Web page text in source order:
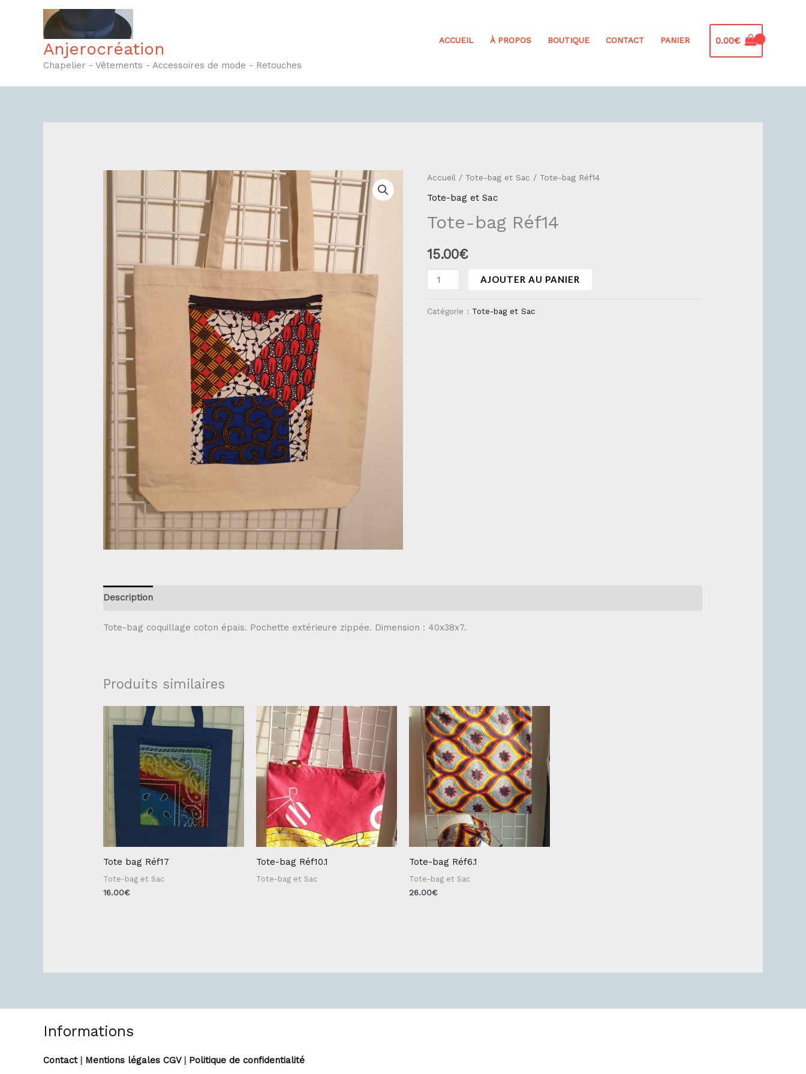
Anjerocréation
Chapelier - Vêtements - Accessoires de mode - Retouches
ACCUEIL À PROPOS BOUTIQUE CONTACT PANIER 0.00€
Accueil / Tote-bag et Sac / Tote-bag Réf14
Tote-bag et Sac
Tote-bag Réf14
15.00€
quantité
de
bag
AJOUTER AU PANIER
Catégorie : Tote-bag et Sac
Description
Tote-bag coquillage coton épais. Pochette extérieure zippée. Dimension : 40x38x7.
Produits similaires
Tote bag Réf17
Tote-bag et Sac
16.00€
Tote-bag Réf10.1
Tote-bag et Sac
Tote-bag Réf6.1
Tote-bag et Sac
26.00€
Informations
Contact| Mentions légales CGV| Politique de confidentialité